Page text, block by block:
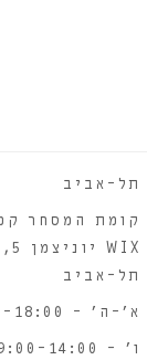
תל-אביב
קומת המסחר
WIX יוניצמן 5,
תל-אביב
א'-ה' – 10:00-18:00
ו' – 09:00-14:00